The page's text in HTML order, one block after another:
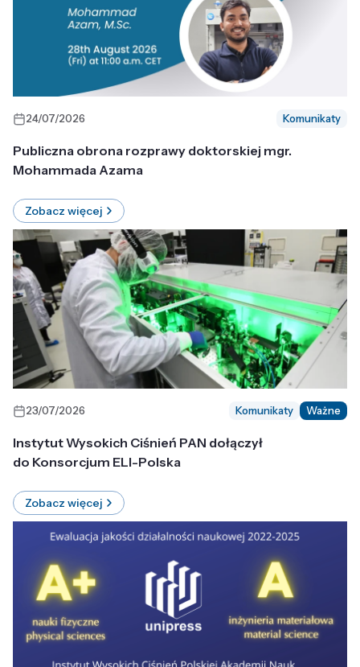
24/07/2026 Komunikaty
Publiczna obrona rozprawy doktorskiej mgr.
Mohammada Azama
Zobacz więcej
23/07/2026 Komunikaty Ważne
Instytut Wysokich Ciśnień PAN dołączył
do Konsorcjum ELI-Polska
Zobacz więcej